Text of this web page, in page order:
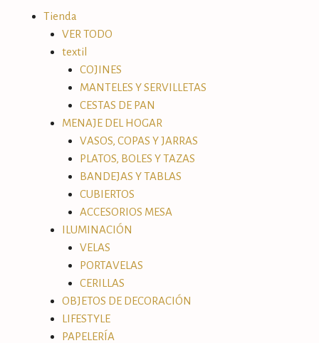
Tienda
VER TODO
textil
COJINES
MANTELES Y SERVILLETAS
CESTAS DE PAN
MENAJE DEL HOGAR
VASOS, COPAS Y JARRAS
PLATOS, BOLES Y TAZAS
BANDEJAS Y TABLAS
CUBIERTOS
ACCESORIOS MESA
ILUMINACIÓN
VELAS
PORTAVELAS
CERILLAS
OBJETOS DE DECORACIÓN
LIFESTYLE
PAPELERÍA